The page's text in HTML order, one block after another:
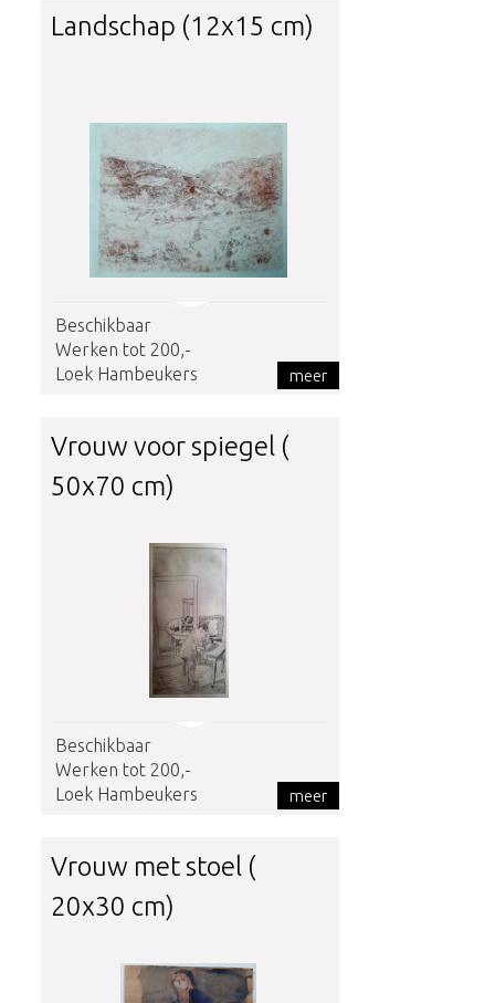
Landschap (12x15 cm)
Beschikbaar
Werken tot 200,-
Loek Hambeukers
meer
Vrouw voor spiegel (
50x70 cm)
Beschikbaar
Werken tot 200,-
Loek Hambeukers
meer
Vrouw met stoel (
20x30 cm)